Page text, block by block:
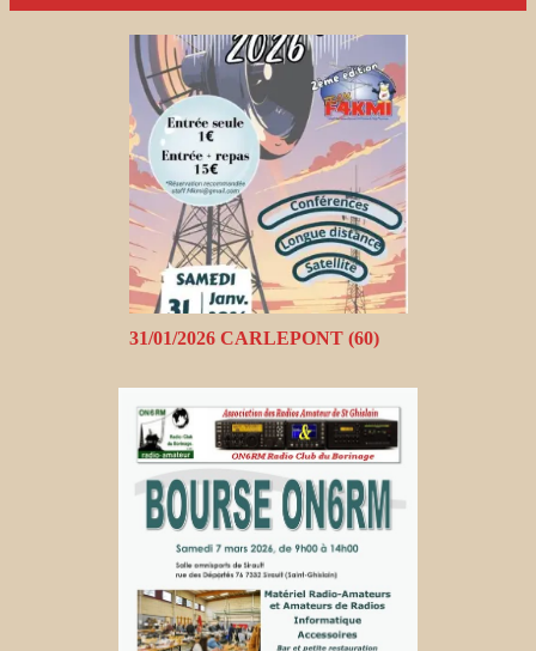
31/01/2026 CARLEPONT (60)